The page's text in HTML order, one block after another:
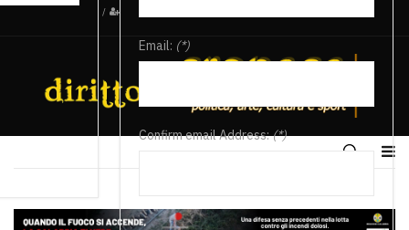
/
Email: (*)
Confirm email Address:(*)